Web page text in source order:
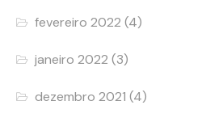
fevereiro 2022 (4)
janeiro 2022 (3)
dezembro 2021 (4)